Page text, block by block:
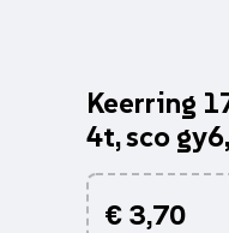
Keerring
4t, sco
€3,70